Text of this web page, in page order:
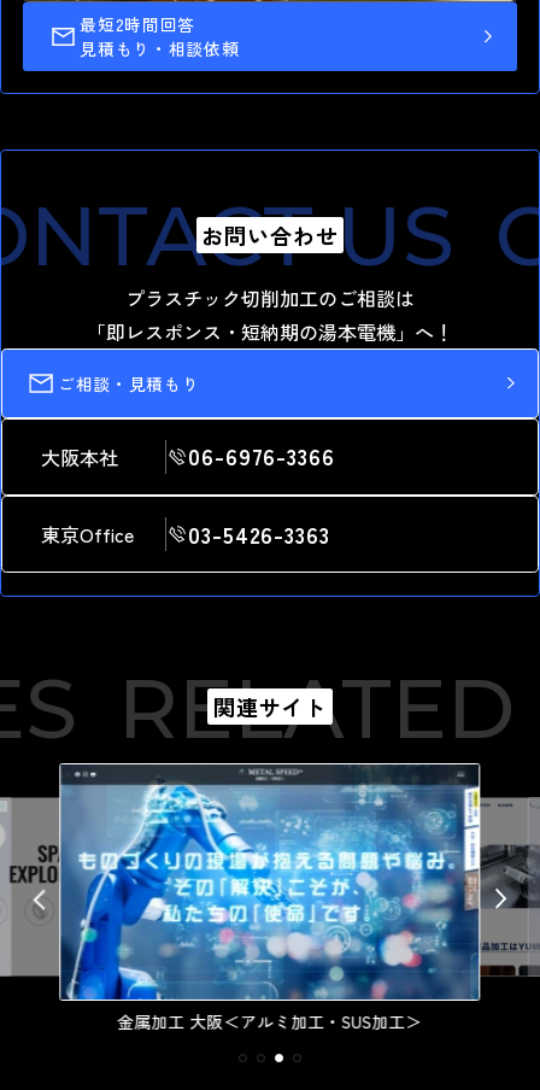
高精度 切削加工
最短2時間回答
見積もり・相談依頼
US
お問い合わせ
プラスチック切削加工のご相談は
「即レスポンス・短納期の湯本電機」へ！
ご相談・見積もり
大阪本社 06-6976-3366
東京Office 03-5426-3363
RELATED
関連サイト
金属加工 大阪＜アルミ加工・SUS加工＞